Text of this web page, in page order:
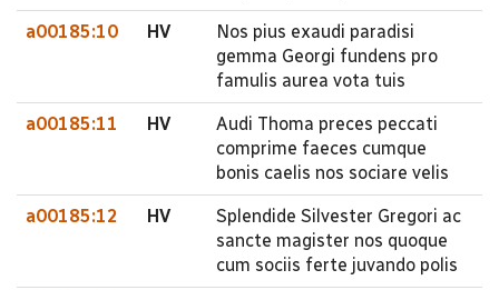
a00185:10 HV
Nos pius exaudi paradisi
gemma Georgi fundens pro
famulis aurea vota tuis
a00185:11 HV
Audi Thoma preces peccati
comprime faeces cumque
bonis caelis nos sociare velis
a00185:12 HV
Splendide Silvester Gregori ac
sancte magister nos quoque
cum sociis ferte juvando polis